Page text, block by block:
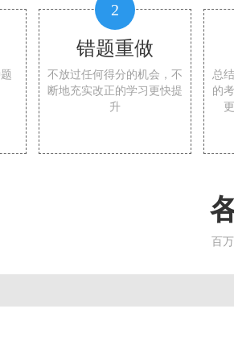
2
错题重做
不放过任何得分的机会，不
断地充实改正的学习更快提
升
总
的
百